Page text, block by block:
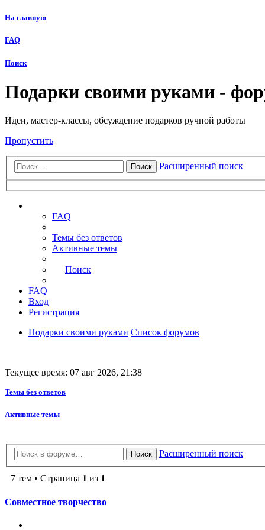
На главную
FAQ
Поиск
Подарки своими руками -
Идеи, мастер-классы, обсуждение подарков ручной работы
Пропустить
Поиск Расширенный поиск
FAQ
Темы без ответов
Активные темы
Поиск
FAQ
Вход
Регистрация
Подарки своими руками Список форумов
Текущее время: 07 авг 2026, 21:38
Темы без ответов
Активные темы
Поиск Расширенный поиск
7 тем • Страница 1 из 1
Совместное творчество